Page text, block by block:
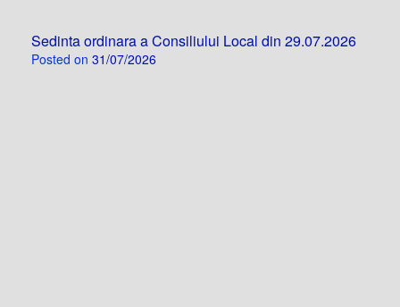
Sedinta ordinara a Consiliului Local din 29.07.2026
Posted on 31/07/2026